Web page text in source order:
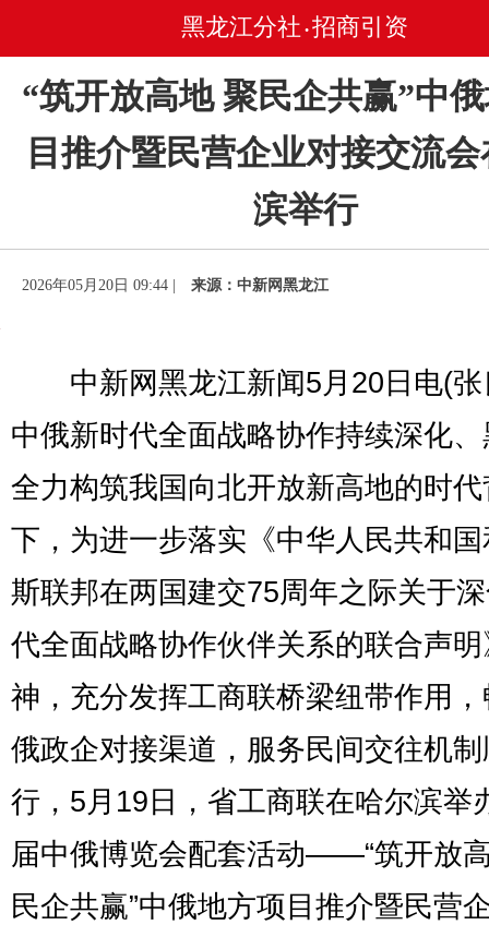
黑龙江分社 • 招商引资
“筑开放高地 聚民企共赢”中
目推介暨民营企业对接交流
滨举行
2026年05月20日 09:44 | 来源：中新网黑龙江
中新网黑龙江新闻5月20日电(张
中俄新时代全面战略协作持续深化
全力构筑我国向北开放新高地的时
下，为进一步落实《中华人民共和
斯联邦在两国建交75周年之际关于
代全面战略协作伙伴关系的联合声
神，充分发挥工商联桥梁纽带作用
俄政企对接渠道，服务民间交往机
行，5月19日，省工商联在哈尔滨举
届中俄博览会配套活动——“筑开放
民企共赢”中俄地方项目推介暨民营